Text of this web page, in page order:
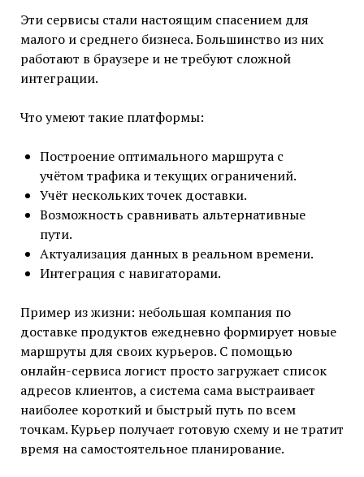
Эти сервисы стали настоящим спасением для
малого и среднего бизнеса. Большинство из них
работают в браузере и не требуют сложной
интеграции.
Что умеют такие платформы:
Построение оптимального маршрута с
учётом трафика и текущих ограничений.
Учёт нескольких точек доставки.
Возможность сравнивать альтернативные
пути.
Актуализация данных в реальном времени.
Интеграция с навигаторами.
Пример из жизни: небольшая компания по
доставке продуктов ежедневно формирует новые
маршруты для своих курьеров. С помощью
онлайн-сервиса логист просто загружает список
адресов клиентов, а система сама выстраивает
наиболее короткий и быстрый путь по всем
точкам. Курьер получает готовую схему и не тратит
время на самостоятельное планирование.